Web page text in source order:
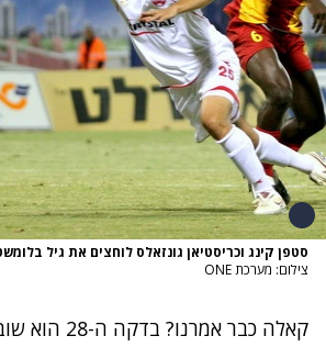
סטפן קינג וכריסטיאן גונזאלס לוחצים את גיל
צילום: מערכת ONE
קאלה כבר